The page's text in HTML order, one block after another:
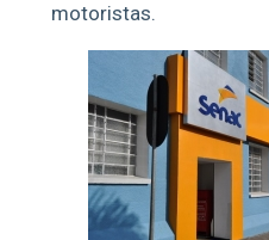
motoristas.